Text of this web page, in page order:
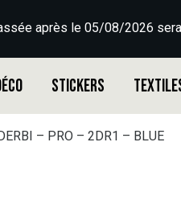
après le 05/08/2026
Stickers
– PRO – 2DR1 – BLUE